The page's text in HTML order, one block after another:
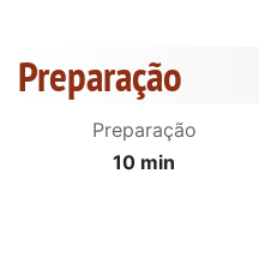
Preparação
Preparação
10 min